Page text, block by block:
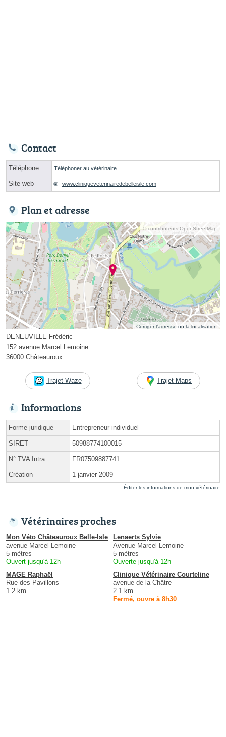
Contact
Téléphone Téléphoner au vétérinaire
Site web www.cliniqueveterinairedebelleisle.com
Plan et adresse
© contributeurs OpenStreetMap
Corriger l’adresse ou la localisation
DENEUVILLE Frédéric
152 avenue Marcel Lemoine
36000 Châteauroux
Trajet Waze Trajet Maps
Informations
Forme juridique Entrepreneur individuel
SIRET 50988774100015
N° TVA Intra. FR07509887741
Création 1 janvier 2009
Éditer les informations de mon vétérinaire
Vétérinaires proches
Mon Véto Châteauroux Belle-Isle
avenue Marcel Lemoine
5 mètres
Ouvert jusqu'à 12h
Lenaerts Sylvie
Avenue Marcel Lemoine
5 mètres
Ouverte jusqu'à 12h
MAGE Raphaël
Rue des Pavillons
1.2 km
Clinique Vétérinaire Courteline
avenue de la Châtre
2.1 km
Fermé, ouvre à 8h30